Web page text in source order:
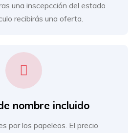
una inscepcción del estado
recibirás una oferta.
nombre incluido
por los papeleos. El precio